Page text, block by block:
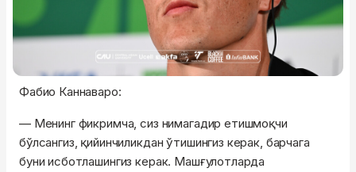
Фабио Каннаваро:
— Менинг фикримча, сиз нимагадир етишмоқчи
бўлсангиз, қийинчиликдан ўтишингиз керак, барчага
буни исботлашингиз керак. Машғулотларда